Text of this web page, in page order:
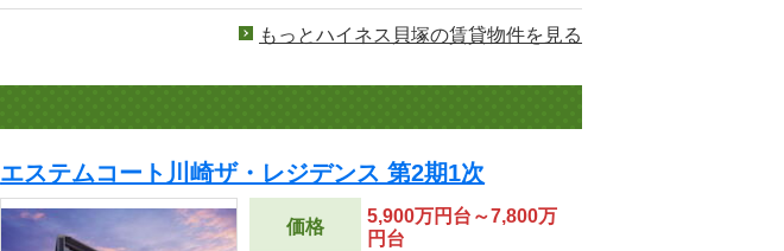
もっとハイネス貝塚の賃貸物件を見る
エステムコート川崎ザ・レジデンス 第2期1次
価格
5,900万円台～7,800万
円台